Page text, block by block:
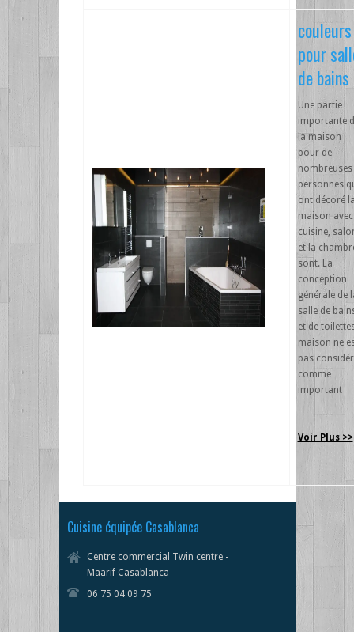
couleurs
pour
de bains
Une partie
importante
la maison
pour de
nombreuses
personnes
ont décoré
maison avec
cuisine,
et la
sont. La
conception
générale de
salle de
et de
maison ne
pas
comme
important
Voir Plus >>
Cuisine équipée Casablanca
Centre commercial Twin centre -
Maarif Casablanca
06 75 04 09 75